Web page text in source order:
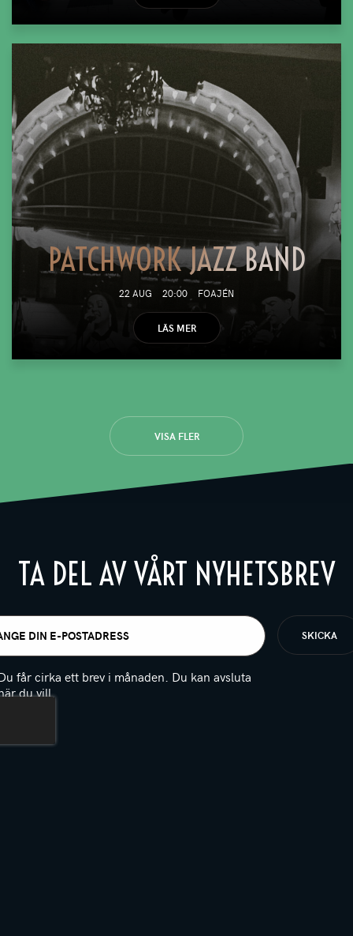
PATCHWORK JAZZ BAND
22 AUG 20:00 FOAJÉN
LÄS MER
VISA FLER
TA DEL AV VÅRT NYHETSBREV
får cirka ett brev i månaden. Du kan avsluta
du vill.